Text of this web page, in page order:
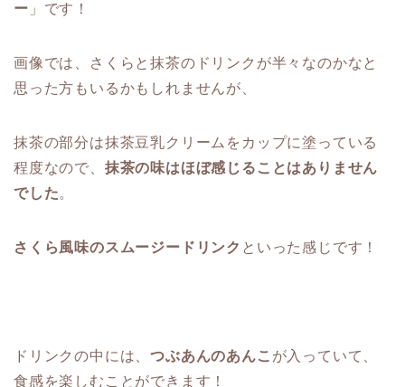
ー 」です！
画像では、さくらと抹茶のドリンクが半々なのかなと
思った方もいるかもしれませんが、
抹茶の部分は抹茶豆乳クリームをカップに塗っている
程度なので、 抹茶の味はほぼ感じることはありません
でした。
さくら風味のスムージードリンク といった感じです！
ドリンクの中には、つぶあんのあんこ が入っていて、
食感を楽しむことができます！